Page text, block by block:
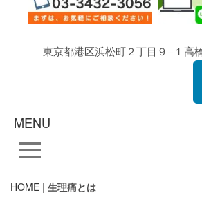
東京都港区浜松町２丁目９−１高
MENU
HOME | 生理痛とは